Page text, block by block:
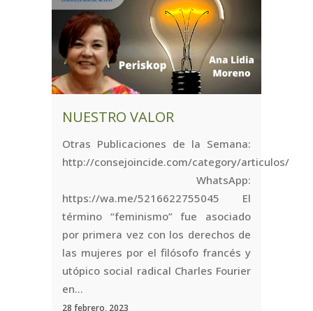
NUESTRO VALOR
Otras Publicaciones de la Semana:
http://consejoincide.com/category/articulos/
WhatsApp:
https://wa.me/5216622755045 El
término “feminismo” fue asociado
por primera vez con los derechos de
las mujeres por el filósofo francés y
utópico social radical Charles Fourier
en...
28 febrero, 2023